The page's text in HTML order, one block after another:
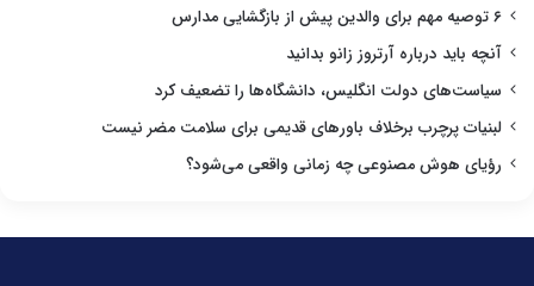
۶ توصیه مهم برای والدین پیش از بازگشایی مدارس
آنچه باید درباره آرتروز زانو بدانید
سیاست‌های دولت انگلیس، دانشگاه‌ها را تضعیف کرد
لبنیات پرچرب برخلاف باورهای قدیمی برای سلامت مضر نیست
رؤیای هوش مصنوعی چه زمانی واقعی می‌شود؟